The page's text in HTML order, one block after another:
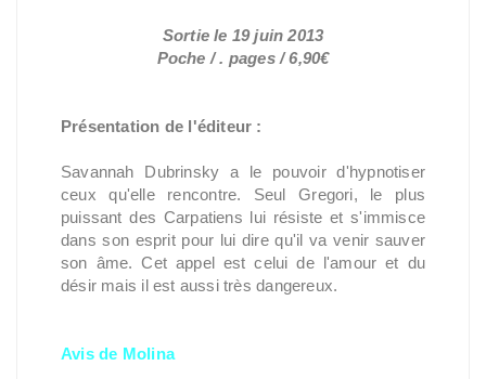
Sortie le 19 juin 2013
Poche / . pages / 6,90€
Présentation de l'éditeur :
Savannah Dubrinsky a le pouvoir d'hypnotiser
ceux qu'elle rencontre. Seul Gregori, le plus
puissant des Carpatiens lui résiste et s'immisce
dans son esprit pour lui dire qu'il va venir sauver
son âme. Cet appel est celui de l'amour et du
désir mais il est aussi très dangereux.
Avis de Molina